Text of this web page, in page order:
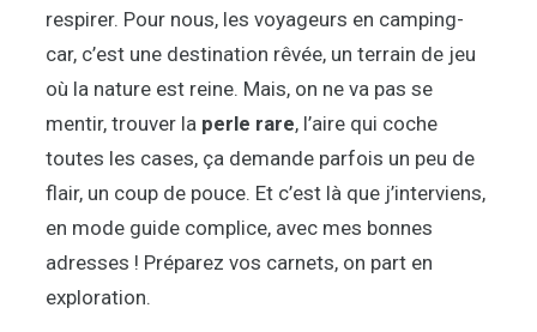
respirer. Pour nous, les voyageurs en camping-
car, c’est une destination rêvée, un terrain de jeu
où la nature est reine. Mais, on ne va pas se
mentir, trouver la perle rare, l’aire qui coche
toutes les cases, ça demande parfois un peu de
flair, un coup de pouce. Et c’est là que j’interviens,
en mode guide complice, avec mes bonnes
adresses ! Préparez vos carnets, on part en
exploration.